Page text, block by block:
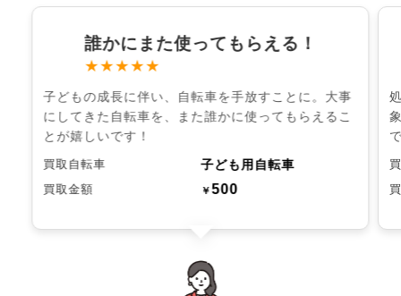
誰かにまた使ってもらえる！
★★★★★
子どもの成長に伴い、自転車を手放すことに。大事
にしてきた自転車を、また誰かに使ってもらえるこ
とが嬉しいです！
買取自転車 子ども用自転車
買取金額 ￥500
chevron_left chevron_right